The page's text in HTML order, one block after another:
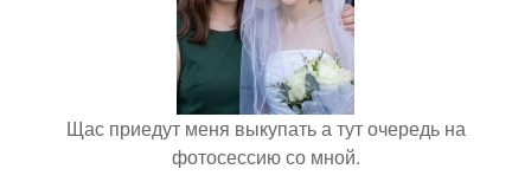
Щас приедут меня выкупать а тут очередь на
фотосессию со мной.